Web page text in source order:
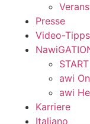
Presse
Video-Tipps
awi
awi
Karriere
Italiano